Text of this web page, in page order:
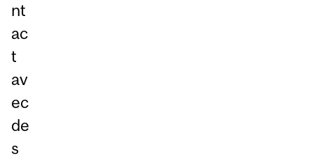
nt
ac
t
av
ec
de
s